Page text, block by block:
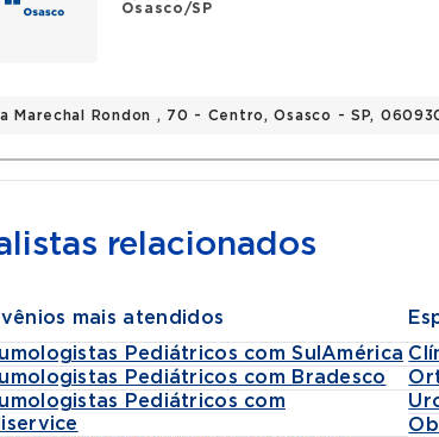
Osasco/SP
Marechal Rondon , 70 - Centro, Osasco - SP,
relacionados
mais atendidos
Pediátricos com SulAmérica
Pediátricos com Bradesco
Pediátricos com